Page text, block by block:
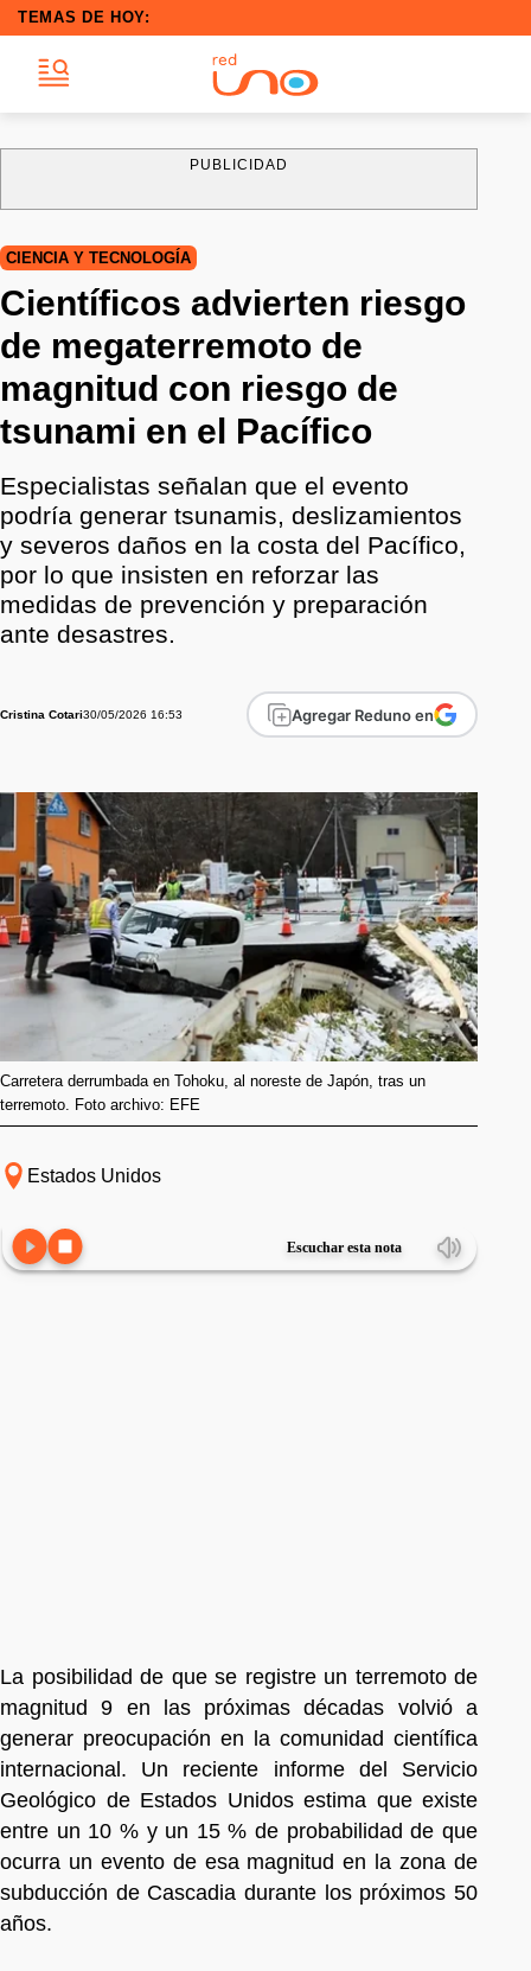
TEMAS DE HOY:
PUBLICIDAD
CIENCIA Y TECNOLOGÍA
Científicos advierten riesgo
de megaterremoto de
magnitud con riesgo de
tsunami en el Pacífico
Especialistas señalan que el evento
podría generar tsunamis, deslizamientos
y severos daños en la costa del Pacífico,
por lo que insisten en reforzar las
medidas de prevención y preparación
ante desastres.
Cristina Cotari30/05/2026 16:53 Agregar Reduno en
Carretera derrumbada en Tohoku, al noreste de Japón, tras un
terremoto. Foto archivo: EFE
Estados Unidos
Escuchar esta nota
La posibilidad de que se registre un terremoto de
magnitud 9 en las próximas décadas volvió a
generar preocupación en la comunidad científica
internacional. Un reciente informe del Servicio
Geológico de Estados Unidos estima que existe
entre un 10 % y un 15 % de probabilidad de que
ocurra un evento de esa magnitud en la zona de
subducción de Cascadia durante los próximos 50
años.